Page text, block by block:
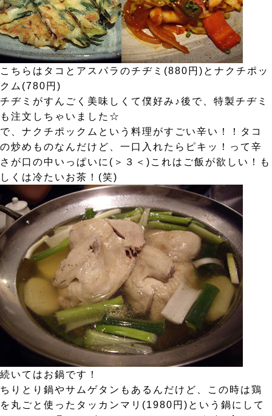
こちらはタコとアスパラのチヂミ(880円)とナクチポッ
クム(780円)
チヂミがすんごく美味しくて僕好み♪後で、特製チヂミ
も注文しちゃいました☆
で、ナクチポックムという料理がすごい辛い！！タコ
の炒めものなんだけど、一口入れたらピキッ！って辛
さが口の中いっぱいに(＞３＜)これはご飯が欲しい！も
しくは冷たいお茶！(笑)
続いてはお鍋です！
ちりとり鍋やサムゲタンもあるんだけど、この時は鶏
を丸ごと使ったタッカンマリ(1980円)という鍋にして